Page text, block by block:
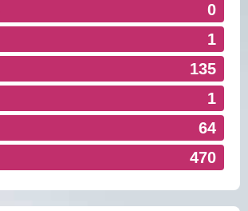
0
1
135
1
64
470